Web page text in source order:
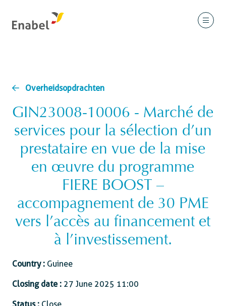
Overheidsopdrachten
GIN23008-10006 - Marché de
services pour la sélection d’un
prestataire en vue de la mise
en œuvre du programme
FIERE BOOST –
accompagnement de 30 PME
vers l’accès au financement et
à l’investissement.
Country : Guinee
Closing date : 27 June 2025 11:00